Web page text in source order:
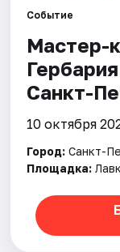
Города
Площадки
Артисты
Рейтинги
Событие
Мастер-
Санкт-
10 октября
Город: Санкт-
Площадка: